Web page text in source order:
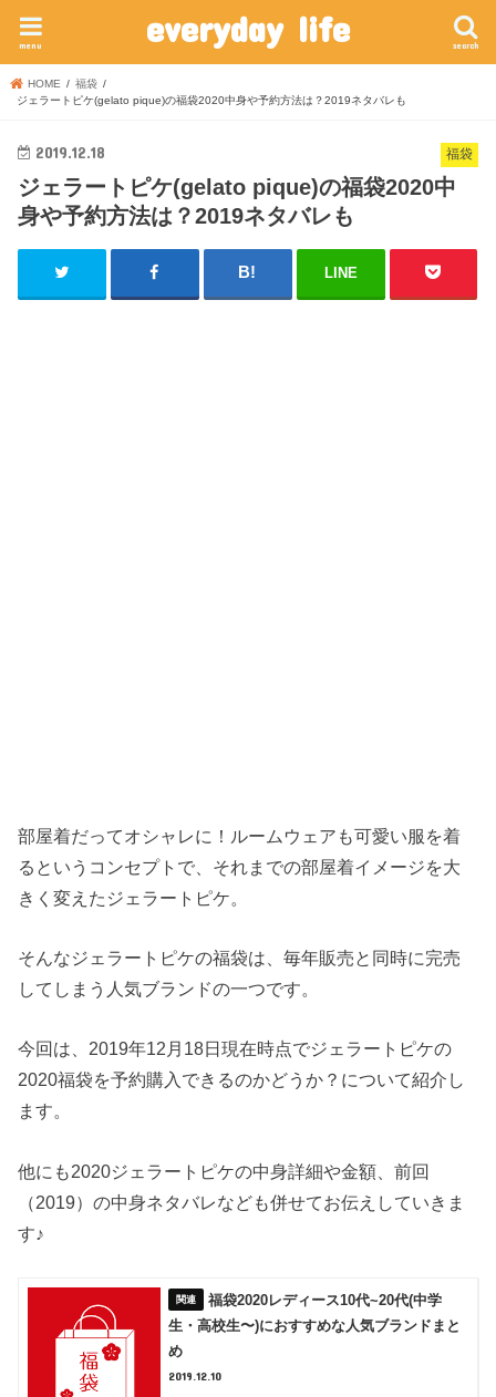
everyday life search
menu
HOME
福袋
ジェラートピケ(gelato pique)の福袋2020中身や予約方法は？2019ネタバレも
福袋
2019.12.18
ジェラートピケ(gelato pique)の福袋2020中
身や予約方法は？2019ネタバレも
LINE
部屋着だってオシャレに！ルームウェアも可愛い服を着
るというコンセプトで、それまでの部屋着イメージを大
きく変えたジェラートピケ。
そんなジェラートピケの福袋は、毎年販売と同時に完売
してしまう人気ブランドの一つです。
今回は、2019年12月18日現在時点でジェラートピケの
2020福袋を予約購入できるのかどうか？について紹介し
ます。
他にも2020ジェラートピケの中身詳細や金額、前回
（2019）の中身ネタバレなども併せてお伝えしていきま
す♪
福袋2020レディース10代~20代(中学
生・高校生〜)におすすめな人気ブランドまと
め
2019.12.10